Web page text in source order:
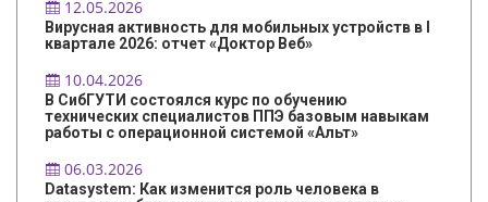
12.05.2026
Вирусная активность для мобильных устройств в I
квартале 2026: отчет «Доктор Веб»
10.04.2026
В СибГУТИ состоялся курс по обучению
технических специалистов ППЭ базовым навыкам
работы с операционной системой «Альт»
06.03.2026
Datasystem: Как изменится роль человека в